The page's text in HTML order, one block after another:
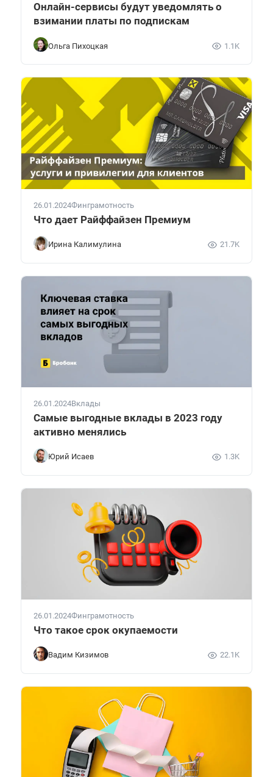
Онлайн-сервисы будут уведомлять о
взимании платы по подпискам
Ольга Пихоцкая 1.1K
26.01.2024Финграмотность
Что дает Райффайзен Премиум
Ирина Калимулина 21.7K
26.01.2024Вклады
Самые выгодные вклады в 2023 году
активно менялись
Юрий Исаев 1.3K
26.01.2024Финграмотность
Что такое срок окупаемости
Вадим Кизимов 22.1K